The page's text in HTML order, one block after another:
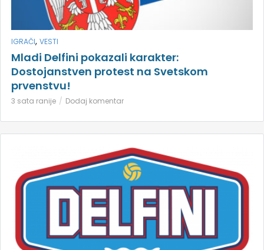
IGRAČI, VESTI
Mladi Delfini pokazali karakter:
Dostojanstven protest na Svetskom
prvenstvu!
3 sata ranije Dodaj komentar